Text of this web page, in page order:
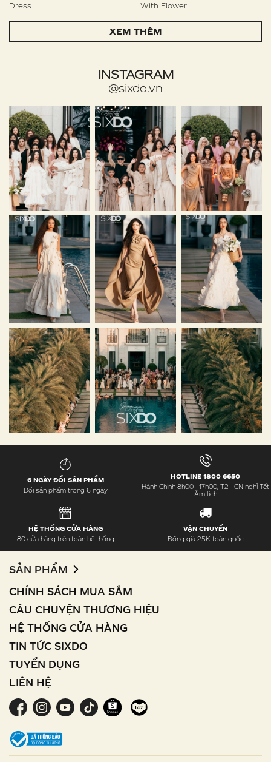
Dress
With Flower
XEM THÊM
INSTAGRAM
@sixdo.vn
6 NGÀY ĐỔI SẢN PHẨM
Đổi sản phẩm trong 6 ngày
HOTLINE 1800 6650
Hành Chính 8h00 - 17h00, T2 - CN nghỉ Tết
Âm lịch
HỆ THỐNG CỬA HÀNG
80 cửa hàng trên toàn hệ thống
VẬN CHUYỂN
Đồng giá 25K toàn quốc
SẢN PHẨM
CHÍNH SÁCH MUA SẮM
CÂU CHUYỆN THƯƠNG HIỆU
HỆ THỐNG CỬA HÀNG
TIN TỨC SIXDO
TUYỂN DỤNG
LIÊN HỆ